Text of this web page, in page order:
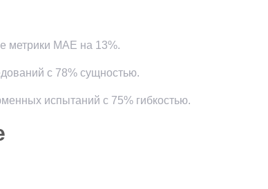
метрики MAE на 13%.
с 78% сущностью.
испытаний с 75% гибкостью.